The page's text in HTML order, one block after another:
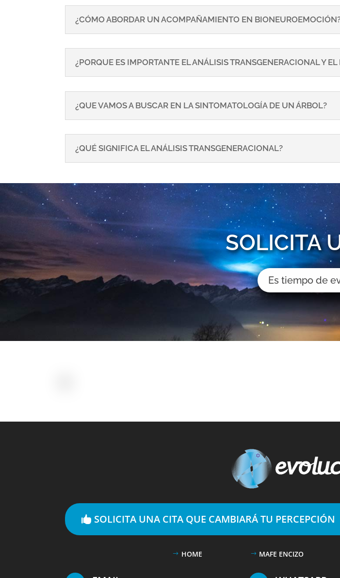
¿CÓMO ABORDAR UN ACOMPAÑAMIENTO EN
¿PORQUE ES IMPORTANTE EL ANÁLISIS TRANSGENERACIONAL Y
¿QUE VAMOS A BUSCAR EN LA SINTOMATOLOGÍA DE UN ÁRBOL?
¿QUÉ SIGNIFICA EL ANÁLISIS TRANSGENERACIONAL?
SOLICITA
Es tiempo de
SOLICITA UNA CITA QUE CAMBIARÁ TU PERCEPCIÓN
HOME MAFE ENCIZO